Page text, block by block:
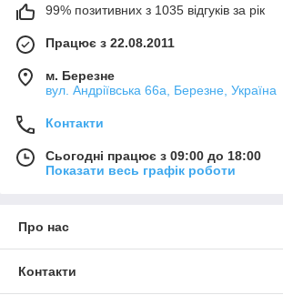
99% позитивних з 1035 відгуків за рік
Працює з 22.08.2011
м. Березне
вул. Андріївська 66а, Березне, Україна
Контакти
Сьогодні працює з 09:00 до 18:00
Показати весь графік роботи
Про нас
Контакти